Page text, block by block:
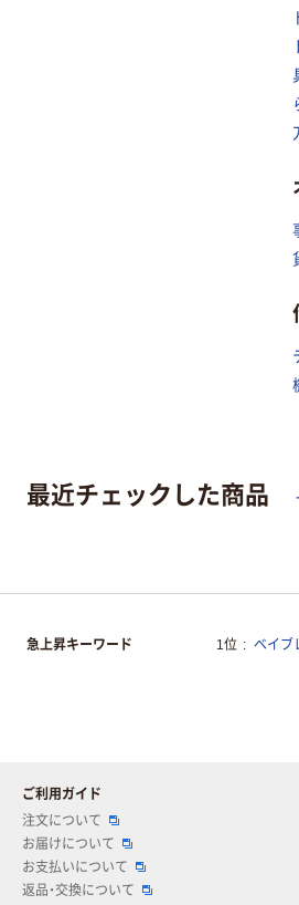
最近チェックした商品
急上昇キーワード 1位 ベイブ
ご利用ガイド
注文について
お届けについて
お支払いについて
返品・交換について